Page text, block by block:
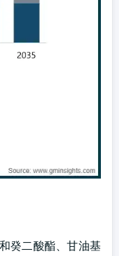
癸二酸酯、甘油基